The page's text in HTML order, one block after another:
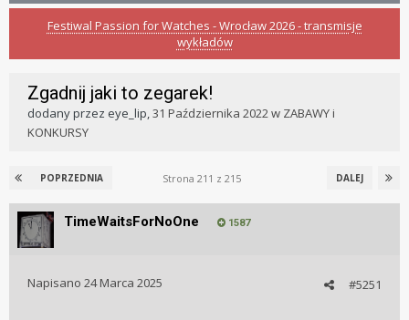
Festiwal Passion for Watches - Wrocław 2026 - transmisje
wykładów
Zgadnij jaki to zegarek!
dodany przez eye_lip,31 Października 2022w ZABAWY i
KONKURSY
POPRZEDNIA DALEJ
Strona 211 z 215
TimeWaitsForNoOne 1587
#5251
Napisano 24 Marca 2025